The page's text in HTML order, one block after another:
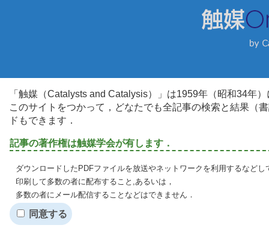
「触媒（Catalysts and Catalysis）」は1959年（昭和34年
このサイトをつかって，どなたでも全記事の検索と結果（
ドもできます．
記事の著作権は触媒学会が有します．
ダウンロードしたPDFファイルを放送やネットワークを利用するなど
印刷して多数の者に配布すること,あるいは，
多数の者にメール配信することなどはできません．
同意する